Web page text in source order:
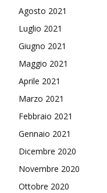
Agosto 2021
Luglio 2021
Giugno 2021
Maggio 2021
Aprile 2021
Marzo 2021
Febbraio 2021
Gennaio 2021
Dicembre 2020
Novembre 2020
Ottobre 2020